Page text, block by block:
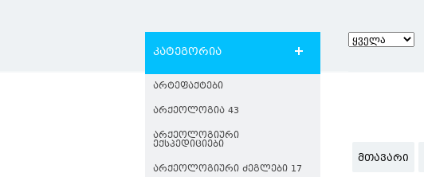
კატეგორია
ᲐᲠᲢᲔᲤᲐᲥᲢᲔᲑᲘ
ᲐᲠᲥᲔᲝᲚᲝᲒᲘᲐ 43
ᲐᲠᲥᲔᲝᲚᲝᲒᲘᲣᲠᲘ
ᲔᲥᲡᲞᲔᲓᲘᲪᲘᲔᲑᲘ
ᲐᲠᲥᲔᲝᲚᲝᲒᲘᲣᲠᲘ ᲫᲔᲒᲚᲔᲑᲘ 17
ᲛᲗᲐᲕᲐᲠᲘ